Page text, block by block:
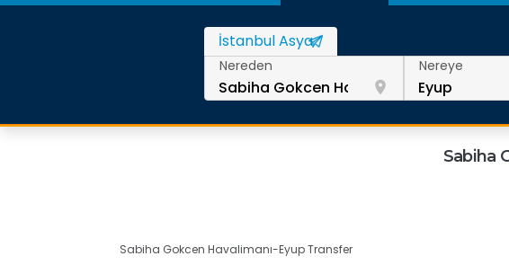
Nereden
room
Nereye
Sabiha
Sabiha Gokcen Havalimanı-Eyup Transfer